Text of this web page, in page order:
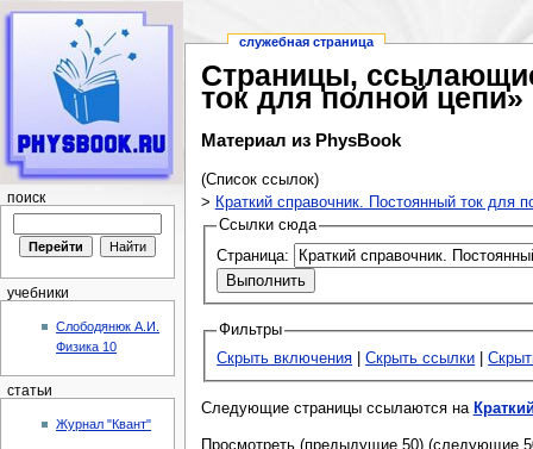
Страницы,
ток для полной цепи»
Материал из PhysBook
(Список ссылок)
Перейти к:навигация, поиск
> Краткий справочник. Постоянный ток для
Ссылки сюда
Страница:
Фильтры
Скрыть включения |Скрыть ссылки |
Следующие страницы ссылаются на
служебная страница
поиск
учебники
Слободянюк А.И.
Физика 10
статьи
Журнал "Квант"